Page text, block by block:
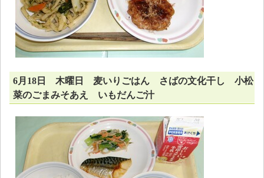
6月18日 木曜日 麦いりごはん さばの文化干し 小松
菜のごまみそあえ いもだんご汁